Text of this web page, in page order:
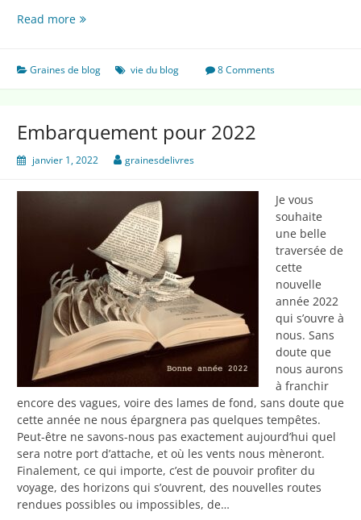
Read moreUne
2023
Graines de blog vie du blog 8 Comments
Embarquement pour 2022
janvier 1, 2022 grainesdelivres
Je vous
souhaite
une belle
traversée de
cette
nouvelle
année 2022
qui s’ouvre à
nous. Sans
doute que
nous aurons
à franchir
encore des vagues, voire des lames de fond, sans doute que
cette année ne nous épargnera pas quelques tempêtes.
Peut-être ne savons-nous pas exactement aujourd’hui quel
sera notre port d’attache, et où les vents nous mèneront.
Finalement, ce qui importe, c’est de pouvoir profiter du
voyage, des horizons qui s’ouvrent, des nouvelles routes
rendues possibles ou impossibles, de…